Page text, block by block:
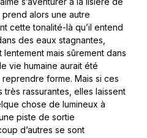
prend alors une autre
cette tonalité-là qu’il entend
des eaux stagnantes,
mais sûrement dans
vie humaine aurait été
forme. Mais si ces
rassurantes, elles laissent
chose de lumineux à
piste de sortie
d’autres se sont